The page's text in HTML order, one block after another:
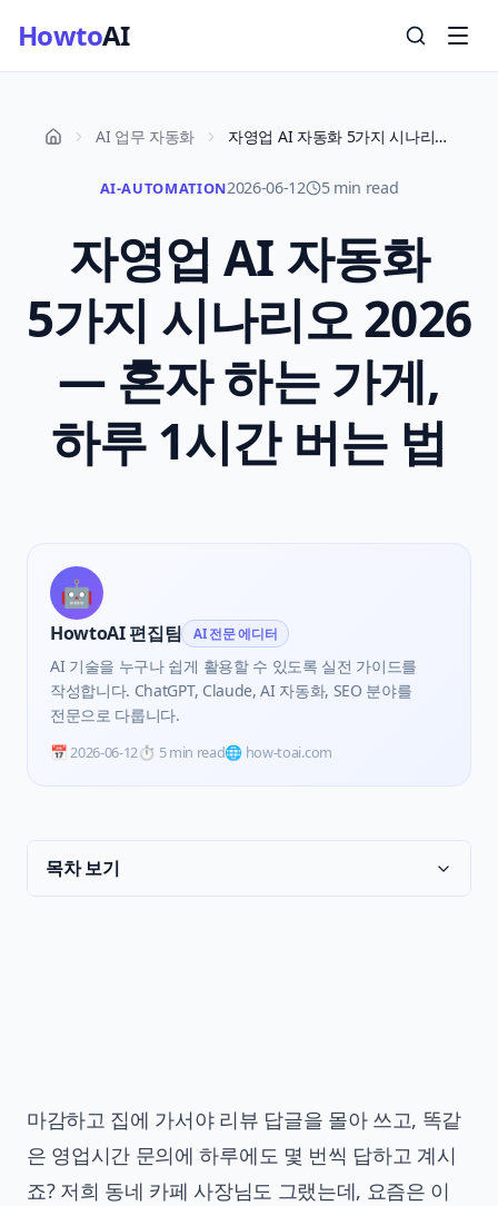
HowtoAI
AI 업무 자동화 자영업 AI 자동화 5가지 시나리오 2026 — 혼자 하는 가게, 하루 1시간 버는 법
AI-AUTOMATION2026-06-12 5 min read
자영업 AI 자동화
5가지 시나리오 2026
— 혼자 하는 가게,
하루 1시간 버는 법
🤖
HowtoAI 편집팀 AI 전문 에디터
AI 기술을 누구나 쉽게 활용할 수 있도록 실전 가이드를
작성합니다. ChatGPT, Claude, AI 자동화, SEO 분야를
전문으로 다룹니다.
📅2026-06-12⏱️ 5 min read🌐 how-toai.com
목차 보기
마감하고 집에 가서야 리뷰 답글을 몰아 쓰고, 똑같
은 영업시간 문의에 하루에도 몇 번씩 답하고 계시
죠? 저희 동네 카페 사장님도 그랬는데, 요즘은 이